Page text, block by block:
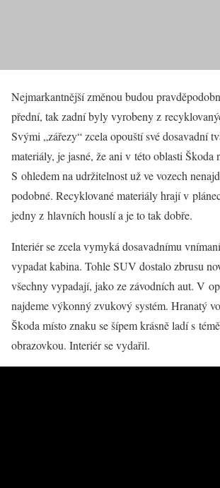
Nejmarkantnější změnou budou
přední, tak zadní byly vyrobeny z
Svými „zářezy“ zcela opouští své dosavadní
materiály, je jasné, že ani v této oblasti Škoda
S ohledem na udržitelnost už ve vozech
podobné. Recyklované materiály hrají v
jedny z hlavních houslí a je to tak dobře.
Interiér se zcela vymyká dosavadnímu
vypadat kabina. Tohle SUV dostalo zbrusu
všechny vypadají, jako ze závodních aut. V
najdeme výkonný zvukový systém. Hranatý
Škoda místo znaku se šípem krásně ladí s
obrazovkou. Interiér se vydařil.